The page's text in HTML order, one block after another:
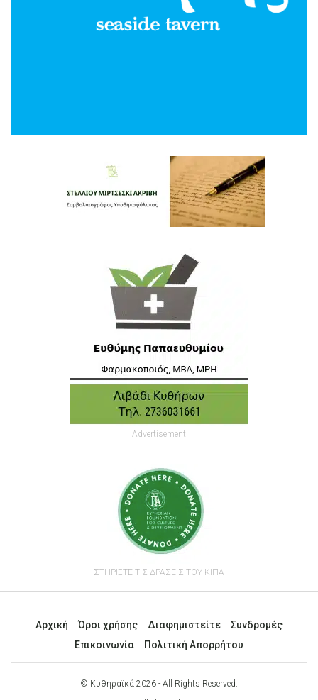
Advertisement
ΣΤΗΡΙΞΤΕ ΤΙΣ ΔΡΑΣΕΙΣ ΤΟΥ ΚΙΠΑ
Αρχική Όροι χρήσης Διαφημιστείτε
Συνδρομές
Επικοινωνία
Πολιτική Απορρήτου
© Κυθηραϊκά 2026 - All Rights Reserved.